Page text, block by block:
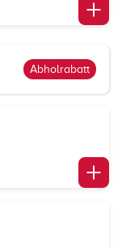
Abholrabatt